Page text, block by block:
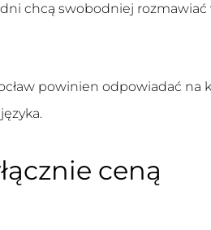
chcą swobodniej
powinien odpowiadać na
ceną